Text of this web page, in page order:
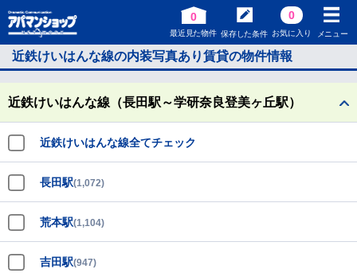
0
最近見た物件 保存した条件
0
お気に入り メニュー
近鉄けいはんな線の内装写真あり賃貸の物件情報
近鉄けいはんな線（長田駅～学研奈良登美ヶ丘駅）
近鉄けいはんな線全てチェック
長田駅(1,072)
荒本駅(1,104)
吉田駅(947)